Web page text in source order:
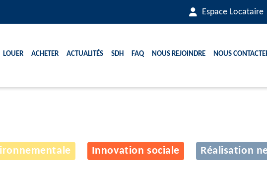
Espace Locataire
Louer Acheter Actualités SDH FAQ Nous rejoindre Nous
Innovation sociale Réalisation